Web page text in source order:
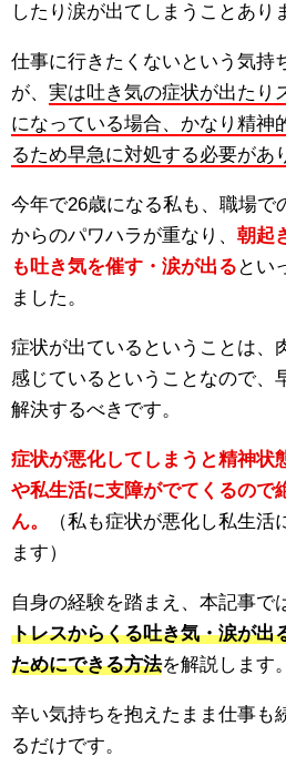
したり涙が出てしまうことあり
仕事に行きたくないという気持
が、 実は吐き気の症状が出たり
になっている場合、かなり精神
るため早急に対処する必要があ
今年で26歳になる私も、職場で
からのパワハラが重なり、 朝起
も吐き気を催す・涙が出る とい
ました。
症状が出ているということは、
感じているということなので、
解決するべきです。
症状が悪化してしまうと精神状
や私生活に支障がでてくるので
ん。
（私も症状が悪化し私生活
ます）
自身の経験を踏まえ、本記事で
トレスからくる吐き気・涙が出
ためにできる方法を解説します。
辛い気持ちを抱えたまま仕事も
るだけです。